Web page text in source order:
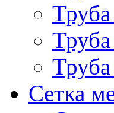
Труба
Сетка